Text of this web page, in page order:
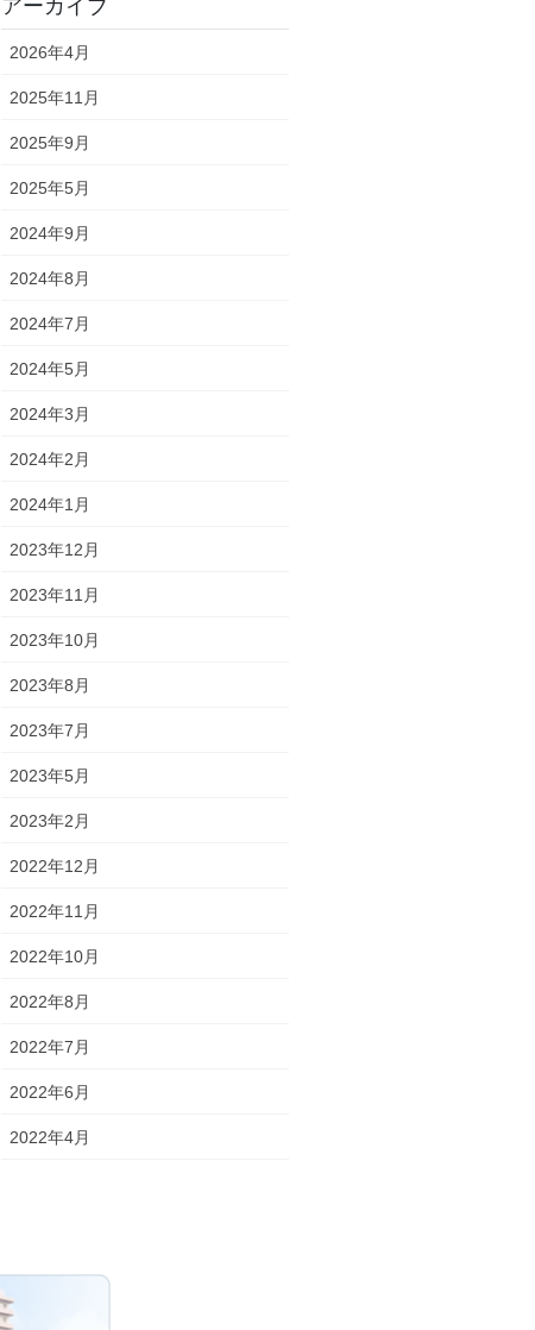
アーカイブ
2026年4月
2025年11月
2025年9月
2025年5月
2024年9月
2024年8月
2024年7月
2024年5月
2024年3月
2024年2月
2024年1月
2023年12月
2023年11月
2023年10月
2023年8月
2023年7月
2023年5月
2023年2月
2022年12月
2022年11月
2022年10月
2022年8月
2022年7月
2022年6月
2022年4月